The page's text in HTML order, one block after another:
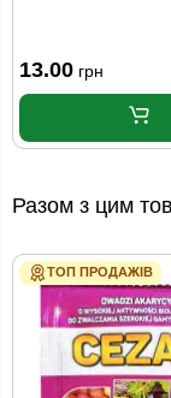
13.00 грн
Разом з цим
ТОП ПРОДАЖІВ